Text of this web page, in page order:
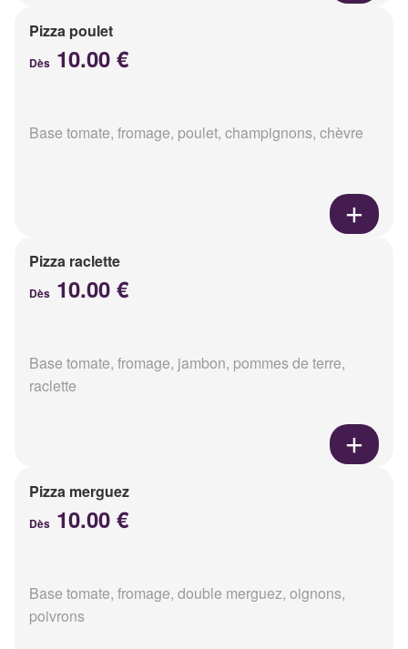
Pizza poulet
Dès 10.00 €
Base tomate, fromage, poulet, champignons, chèvre
Pizza raclette
Dès 10.00 €
Base tomate, fromage, jambon, pommes de terre,
raclette
Pizza merguez
Dès 10.00 €
Base tomate, fromage, double merguez, oignons,
poivrons